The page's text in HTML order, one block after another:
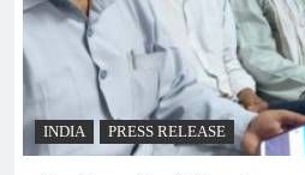
INDIA PRESS RELEASE